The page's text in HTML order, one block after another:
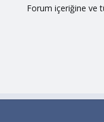
Forum içeriğine ve